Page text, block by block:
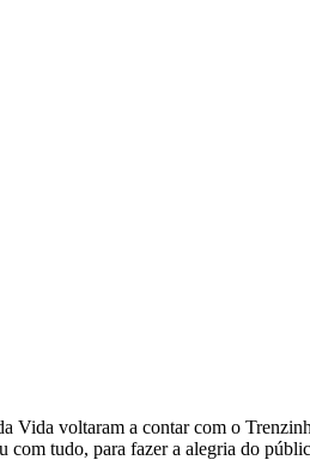
Vida voltaram a contar com o
com tudo, para fazer a alegria do